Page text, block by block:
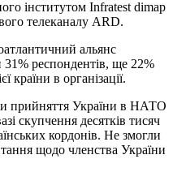
інститутом Infratest dimap
телеканалу ARD.
альянс
респондентів, ще 22%
країни в організації.
прийняття України в НАТО
скупчення десятків тисяч
кордонів. Не змогли
щодо членства України